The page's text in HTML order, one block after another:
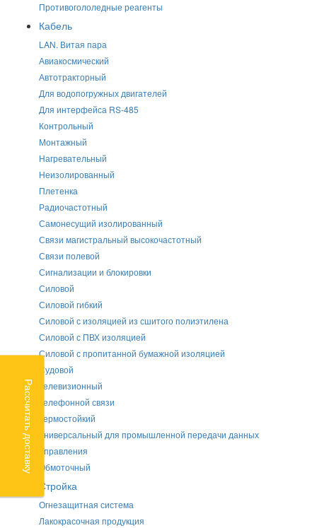
Противогололедные реагенты
Кабель
LAN. Витая пара
Авиакосмический
Автотракторный
Для водопогружных двигателей
Для интерфейса RS-485
Контрольный
Монтажный
Нагревательный
Неизолированный
Плетенка
Радиочастотный
Самонесущий изолированный
Связи магистральный высокочастотный
Связи полевой
Сигнализации и блокировки
Силовой
Силовой гибкий
Силовой с изоляцией из сшитого полиэтилена
Силовой с ПВХ изоляцией
Силовой с пропитанной бумажной изоляцией
Судовой
Телевизионный
Телефонной связи
Термостойкий
Универсальный для промышленной передачи данных
Управления
Обмоточный
Стройка
Огнезащитная система
Лакокрасочная продукция
Рассчитать доставку